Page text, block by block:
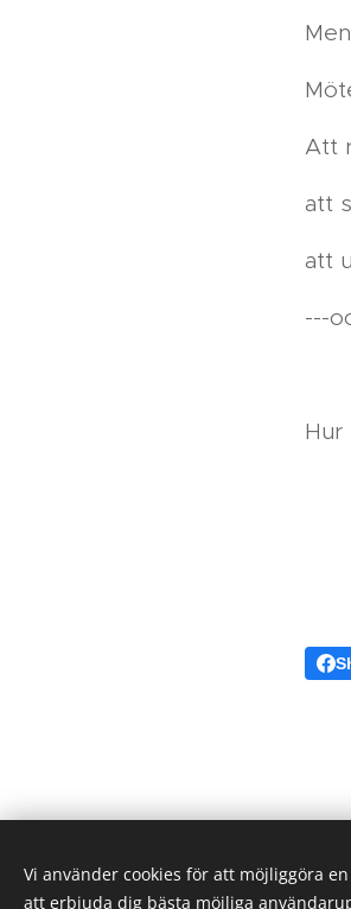
Att
att
att
---
Hur
Vi använder cookies för att möjliggöra
att erbjuda dig bästa möjliga